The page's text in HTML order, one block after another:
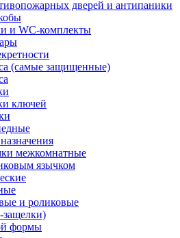
дверей и антипаники
и WC-комплекты
(самые защищенные)
ключей
межкомнатные
язычком
и роликовые
формы